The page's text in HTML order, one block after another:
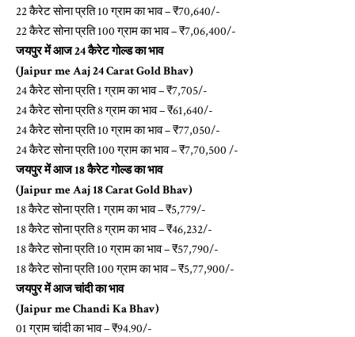
22 कैरेट सोना प्रति 10 ग्राम का भाव – ₹70,640/-
22 कैरेट सोना प्रति 100 ग्राम का भाव – ₹7,06,400/-
जयपुर में आज 24 कैरेट गोल्ड का भाव
(Jaipur me Aaj 24 Carat Gold Bhav)
24 कैरेट सोना प्रति 1 ग्राम का भाव – ₹7,705/-
24 कैरेट सोना प्रति 8 ग्राम का भाव – ₹61,640/-
24 कैरेट सोना प्रति 10 ग्राम का भाव – ₹77,050/-
24 कैरेट सोना प्रति 100 ग्राम का भाव – ₹7,70,500 /-
जयपुर में आज 18 कैरेट गोल्ड का भाव
(Jaipur me Aaj 18 Carat Gold Bhav)
18 कैरेट सोना प्रति 1 ग्राम का भाव – ₹5,779/-
18 कैरेट सोना प्रति 8 ग्राम का भाव – ₹46,232/-
18 कैरेट सोना प्रति 10 ग्राम का भाव – ₹57,790/-
18 कैरेट सोना प्रति 100 ग्राम का भाव – ₹5,77,900/-
जयपुर में आज चांदी का भाव
(Jaipur me Chandi Ka Bhav)
01 ग्राम चांदी का भाव – ₹94.90/-